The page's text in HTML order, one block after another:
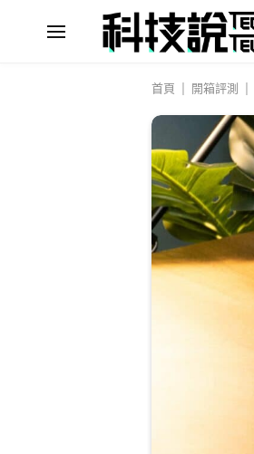
首頁 開箱評測